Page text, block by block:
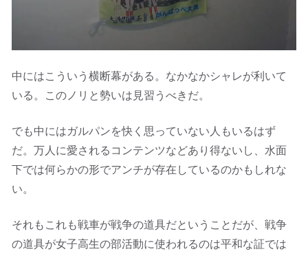
中にはこういう横断幕がある。なかなかシャレが利いて
いる。このノリと勢いは見習うべきだ。
でも中にはガルパンを快く思っていない人もいるはず
だ。万人に愛されるコンテンツなどあり得ないし、水面
下では何らかの形でアンチが存在しているのかもしれな
い。
それもこれも戦車が戦争の道具だということだが、戦争
の道具が女子高生の部活動に使われるのは平和な証では